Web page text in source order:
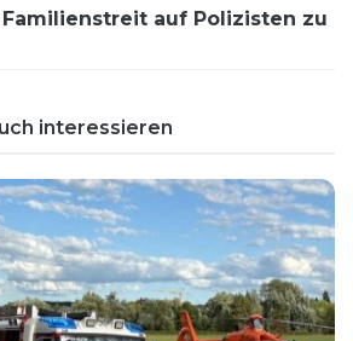
auf Polizisten zu
interessieren